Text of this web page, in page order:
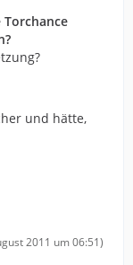
und hätte,
2011 um 06:51)